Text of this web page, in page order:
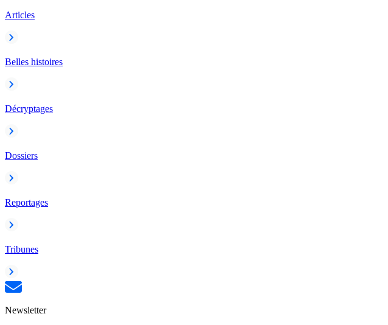
Articles
Belles histoires
Décryptages
Dossiers
Reportages
Tribunes
Newsletter